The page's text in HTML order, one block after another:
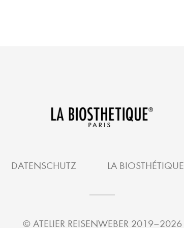
DATENSCHUTZ LA BIOSTHÉTIQUE
© ATELIER REISENWEBER 2019–2026